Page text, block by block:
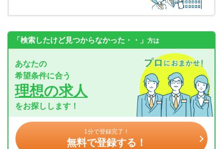
「検索したけど見つからなかった・・」 方は
あなたの
希望条件に合う
理想の求人
をお探しします！
1分で登録完了！
無料で登録する！